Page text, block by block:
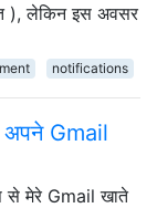
), लेकिन इस अवसर
notifications
Gmail
से मेरे Gmail खाते